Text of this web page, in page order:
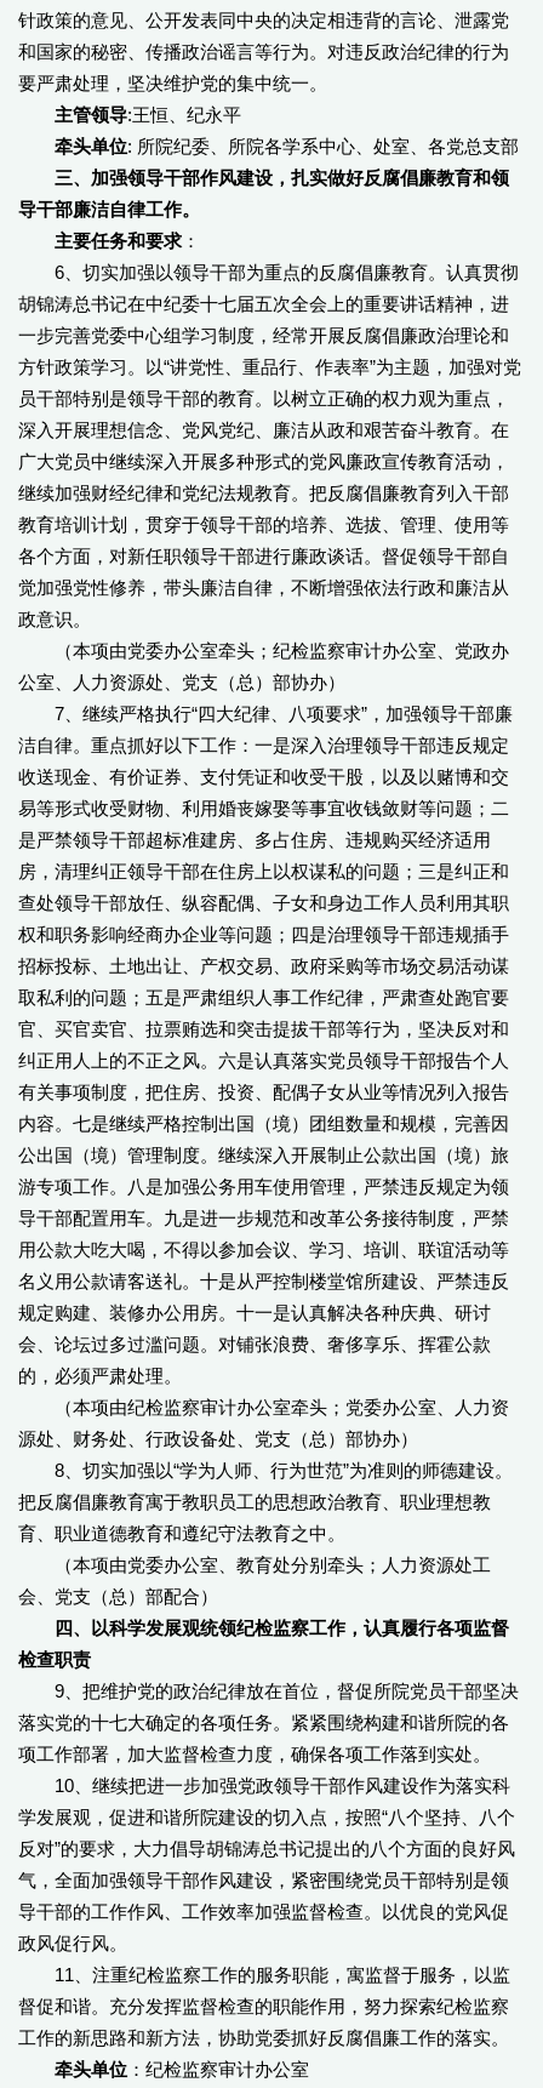
针政策的意见、公开发表同中央的决定相违背的言论、泄露党
和国家的秘密、传播政治谣言等行为。对违反政治纪律的行为
要严肃处理，坚决维护党的集中统一。
主管领导:王恒、纪永平
牵头单位: 所院纪委、所院各学系中心、处室、各党总支部
三、加强领导干部作风建设，扎实做好反腐倡廉教育和领
导干部廉洁自律工作。
主要任务和要求 ：
6、切实加强以领导干部为重点的反腐倡廉教育。认真贯彻
胡锦涛总书记在中纪委十七届五次全会上的重要讲话精神，进
一步完善党委中心组学习制度，经常开展反腐倡廉政治理论和
方针政策学习。以“讲党性、重品行、作表率”为主题，加强对党
员干部特别是领导干部的教育。以树立正确的权力观为重点，
深入开展理想信念、党风党纪、廉洁从政和艰苦奋斗教育。在
广大党员中继续深入开展多种形式的党风廉政宣传教育活动，
继续加强财经纪律和党纪法规教育。把反腐倡廉教育列入干部
教育培训计划，贯穿于领导干部的培养、选拔、管理、使用等
各个方面，对新任职领导干部进行廉政谈话。督促领导干部自
觉加强党性修养，带头廉洁自律，不断增强依法行政和廉洁从
政意识。
（本项由党委办公室牵头；纪检监察审计办公室、党政办
公室、人力资源处、党支（总）部协办）
7、继续严格执行“四大纪律、八项要求”，加强领导干部廉
洁自律。重点抓好以下工作：一是深入治理领导干部违反规定
收送现金、有价证券、支付凭证和收受干股，以及以赌博和交
易等形式收受财物、利用婚丧嫁娶等事宜收钱敛财等问题；二
是严禁领导干部超标准建房、多占住房、违规购买经济适用
房，清理纠正领导干部在住房上以权谋私的问题；三是纠正和
查处领导干部放任、纵容配偶、子女和身边工作人员利用其职
权和职务影响经商办企业等问题；四是治理领导干部违规插手
招标投标、土地出让、产权交易、政府采购等市场交易活动谋
取私利的问题；五是严肃组织人事工作纪律，严肃查处跑官要
官、买官卖官、拉票贿选和突击提拔干部等行为，坚决反对和
纠正用人上的不正之风。六是认真落实党员领导干部报告个人
有关事项制度，把住房、投资、配偶子女从业等情况列入报告
内容。七是继续严格控制出国（境）团组数量和规模，完善因
公出国（境）管理制度。继续深入开展制止公款出国（境）旅
游专项工作。八是加强公务用车使用管理，严禁违反规定为领
导干部配置用车。九是进一步规范和改革公务接待制度，严禁
用公款大吃大喝，不得以参加会议、学习、培训、联谊活动等
名义用公款请客送礼。十是从严控制楼堂馆所建设、严禁违反
规定购建、装修办公用房。十一是认真解决各种庆典、研讨
会、论坛过多过滥问题。对铺张浪费、奢侈享乐、挥霍公款
的，必须严肃处理。
（本项由纪检监察审计办公室牵头；党委办公室、人力资
源处、财务处、行政设备处、党支（总）部协办）
8、切实加强以“学为人师、行为世范”为准则的师德建设。
把反腐倡廉教育寓于教职员工的思想政治教育、职业理想教
育、职业道德教育和遵纪守法教育之中。
（本项由党委办公室、教育处分别牵头；人力资源处工
会、党支（总）部配合）
四、以科学发展观统领纪检监察工作，认真履行各项监督
检查职责
9、把维护党的政治纪律放在首位，督促所院党员干部坚决
落实党的十七大确定的各项任务。紧紧围绕构建和谐所院的各
项工作部署，加大监督检查力度，确保各项工作落到实处。
10、继续把进一步加强党政领导干部作风建设作为落实科
学发展观，促进和谐所院建设的切入点，按照“八个坚持、八个
反对”的要求，大力倡导胡锦涛总书记提出的八个方面的良好风
气，全面加强领导干部作风建设，紧密围绕党员干部特别是领
导干部的工作作风、工作效率加强监督检查。以优良的党风促
政风促行风。
11、注重纪检监察工作的服务职能，寓监督于服务，以监
督促和谐。充分发挥监督检查的职能作用，努力探索纪检监察
工作的新思路和新方法，协助党委抓好反腐倡廉工作的落实。
牵头单位 ：纪检监察审计办公室